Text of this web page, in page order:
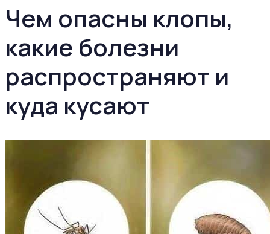
Чем опасны клопы,
какие болезни
распространяют и
куда кусают